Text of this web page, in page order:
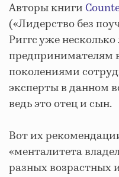
Авторы книги
(«Лидерство без
Риггс уже
предпринимателям
поколениями
эксперты в данном
ведь это отец и сын.
Вот их
«менталитета
разных возрастных